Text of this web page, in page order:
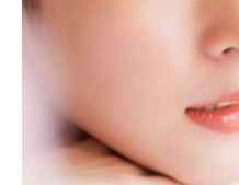
いえるでしょう。
部分痩せに必要な脂肪
脂肪冷却による部分痩せ
通院頻度を知ることが大